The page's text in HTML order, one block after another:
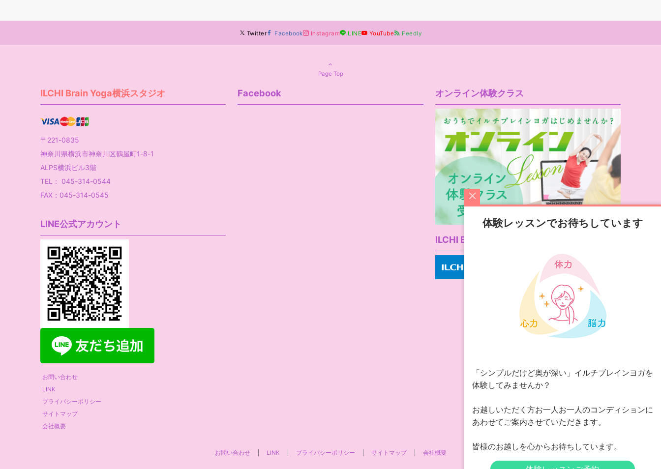
Twitter Facebook Instagram LINE YouTube Feedly
Page Top
ILCHI Brain Yoga横浜スタジオ
〒221-0835
神奈川県横浜市神奈川区鶴屋町1-8-1
ALPS横浜ビル3階
TEL： 045-314-0544
FAX：045-314-0545
LINE公式アカウント
お問い合わせ
LINK
プライバシーポリシー
サイトマップ
会社概要
Facebook オンライン体験クラス
ILCHI Brain Yoga公式サイト
お問い合わせ LINK プライバシーポリシー サイトマップ 会社概要
体験レッスンでお待ちしています
「シンプルだけど奥が深い」イルチブレインヨガを
体験してみませんか？
お越しいただく方お一人お一人のコンディションに
あわせてご案内させていただきます。
皆様のお越しを心からお待ちしています。